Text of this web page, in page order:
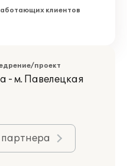
клиентов
проект
- м. Павелецкая